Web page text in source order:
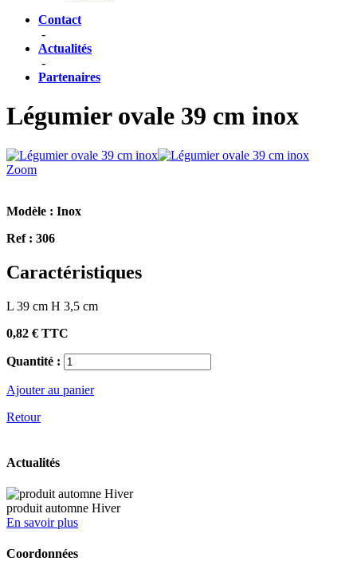
Contact
-
Actualités
-
Partenaires
Légumier ovale 39 cm inox
Zoom
Modèle : Inox
Ref : 306
Caractéristiques
L 39 cm H 3,5 cm
0,82 € TTC
Quantité :
Ajouter au panier
Retour
Actualités
produit automne Hiver
En savoir plus
Coordonnées